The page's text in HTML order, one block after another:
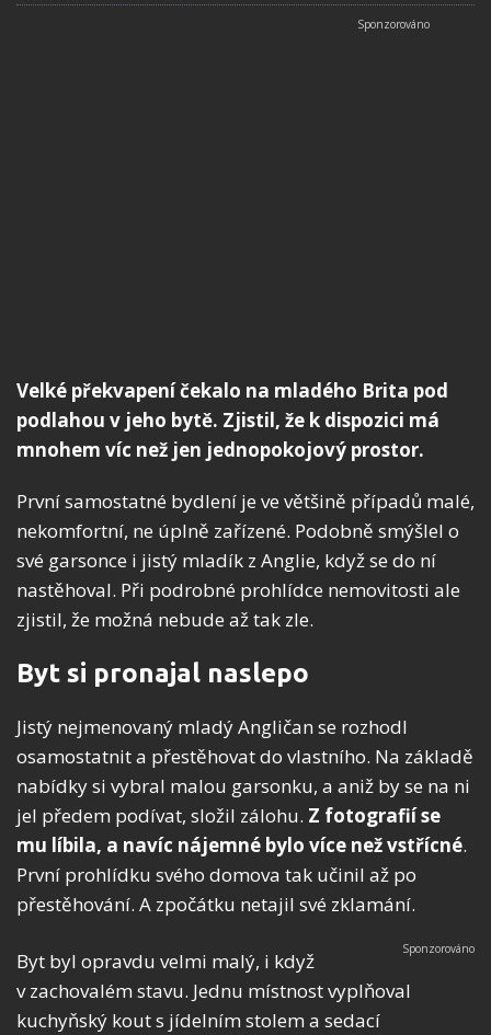
Velké překvapení čekalo na mladého Brita pod
podlahou v jeho bytě. Zjistil, že k dispozici má
mnohem víc než jen jednopokojový prostor.
První samostatné bydlení je ve většině případů malé,
nekomfortní, ne úplně zařízené. Podobně smýšlel o
své garsonce i jistý mladík z Anglie, když se do ní
nastěhoval. Při podrobné prohlídce nemovitosti ale
zjistil, že možná nebude až tak zle.
Byt si pronajal naslepo
Jistý nejmenovaný mladý Angličan se rozhodl
osamostatnit a přestěhovat do vlastního. Na základě
nabídky si vybral malou garsonku, a aniž by se na ni
jel předem podívat, složil zálohu. Z fotografií se
mu líbila, a navíc nájemné bylo více než vstřícné.
První prohlídku svého domova tak učinil až po
přestěhování. A zpočátku netajil své zklamání.
Byt byl opravdu velmi malý, i když
v zachovalém stavu. Jednu místnost vyplňoval
kuchyňský kout s jídelním stolem a sedací